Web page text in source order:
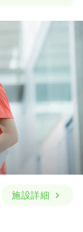
施設詳細